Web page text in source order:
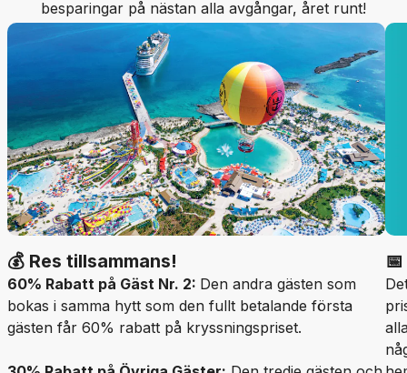
besparingar på nästan alla avgångar, året runt!
💰 Res tillsammans!
60% Rabatt på Gäst Nr. 2: Den andra gästen som
bokas i samma hytt som den fullt betalande första
gästen får 60% rabatt på kryssningspriset.